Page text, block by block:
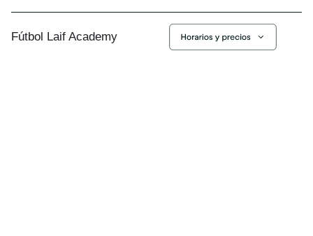
Fútbol Laif Academy